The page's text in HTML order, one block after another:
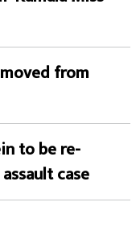
from
to be re-
case